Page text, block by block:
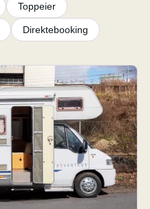
Toppeier
Direktebooking